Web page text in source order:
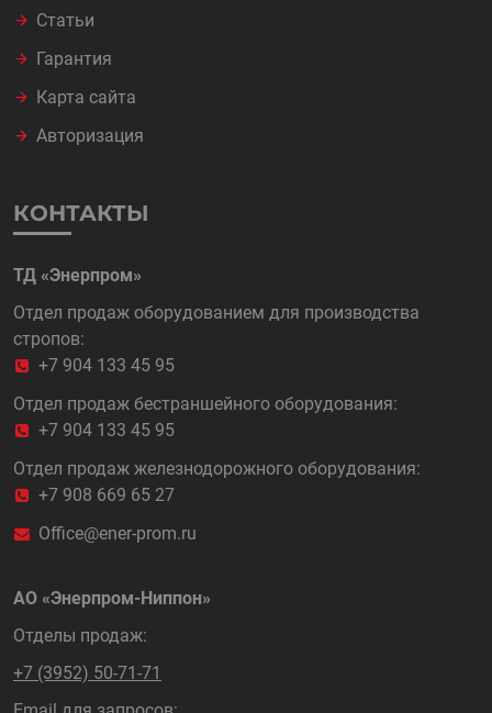
Статьи
Гарантия
Карта сайта
Авторизация
КОНТАКТЫ
ТД «Энерпром»
Отдел продаж оборудованием для производства
стропов:
+7 904 133 45 95
Отдел продаж бестраншейного оборудования:
+7 904 133 45 95
Отдел продаж железнодорожного оборудования:
+7 908 669 65 27
Office@ener-prom.ru
АО «Энерпром-Ниппон»
Отделы продаж:
+7 (3952) 50-71-71